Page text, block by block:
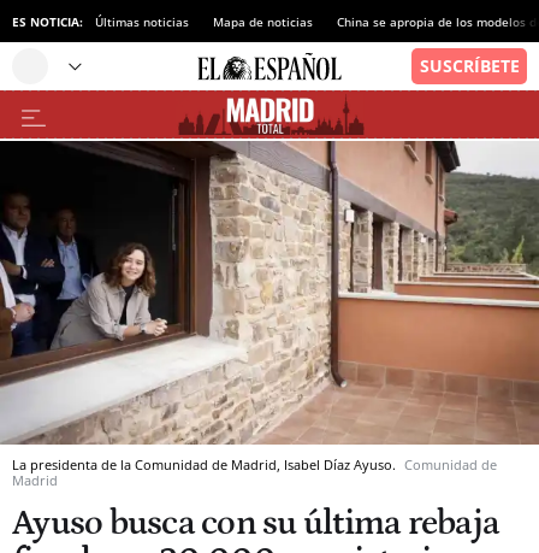
ES NOTICIA: Últimas noticias Mapa de noticias China se apropia de los modelos
La presidenta de la Comunidad de Madrid, Isabel Díaz Ayuso. Comunidad de
Madrid
Ayuso busca con su última rebaja